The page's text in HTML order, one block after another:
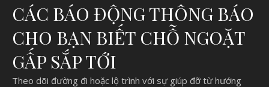
CÁC BÁO ĐỘNG THÔNG BÁO
CHO BẠN BIẾT CHỖ NGOẶT
GẤP SẮP TỚI
Theo dõi đường đi hoặc lộ trình với sự giúp đỡ từ hướng